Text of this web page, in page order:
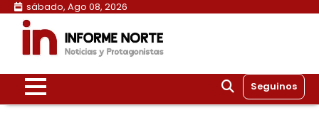
Skip
content
sábado, Ago 08, 2026
Seguinos